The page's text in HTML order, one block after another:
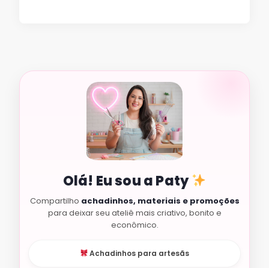
Olá! Eu sou a Paty
Compartilho achadinhos, materiais e promoções
para deixar seu ateliê mais criativo, bonito e
econômico.
Achadinhos para artesãs